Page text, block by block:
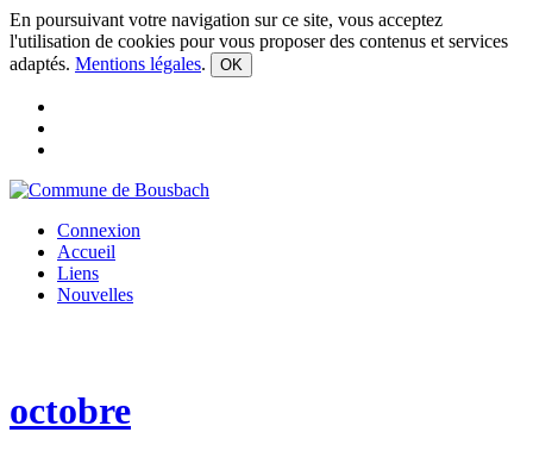
En poursuivant votre navigation sur ce site, vous acceptez
l'utilisation de cookies pour vous proposer des contenus et services
adaptés. Mentions légales. OK
Connexion
Accueil
Liens
Nouvelles
octobre